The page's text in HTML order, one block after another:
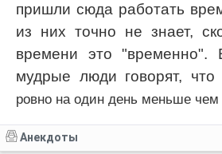
пришли сюда работать
из них точно не знает,
времени это
мудрые люди говорят, что
ровно на один день меньше чем
Анекдоты